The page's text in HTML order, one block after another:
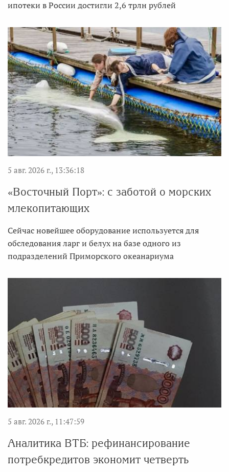
ипотеки в России достигли 2,6 трлн рублей
5 авг. 2026 г., 13:36:18
«Восточный Порт»: с заботой о морских
млекопитающих
Сейчас новейшее оборудование используется для
обследования ларг и белух на базе одного из
подразделений Приморского океанариума
5 авг. 2026 г., 11:47:59
Аналитика ВТБ: рефинансирование
потребкредитов экономит четверть